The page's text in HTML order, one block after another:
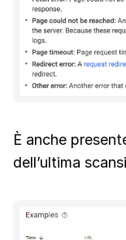
È anche
dell’ultima